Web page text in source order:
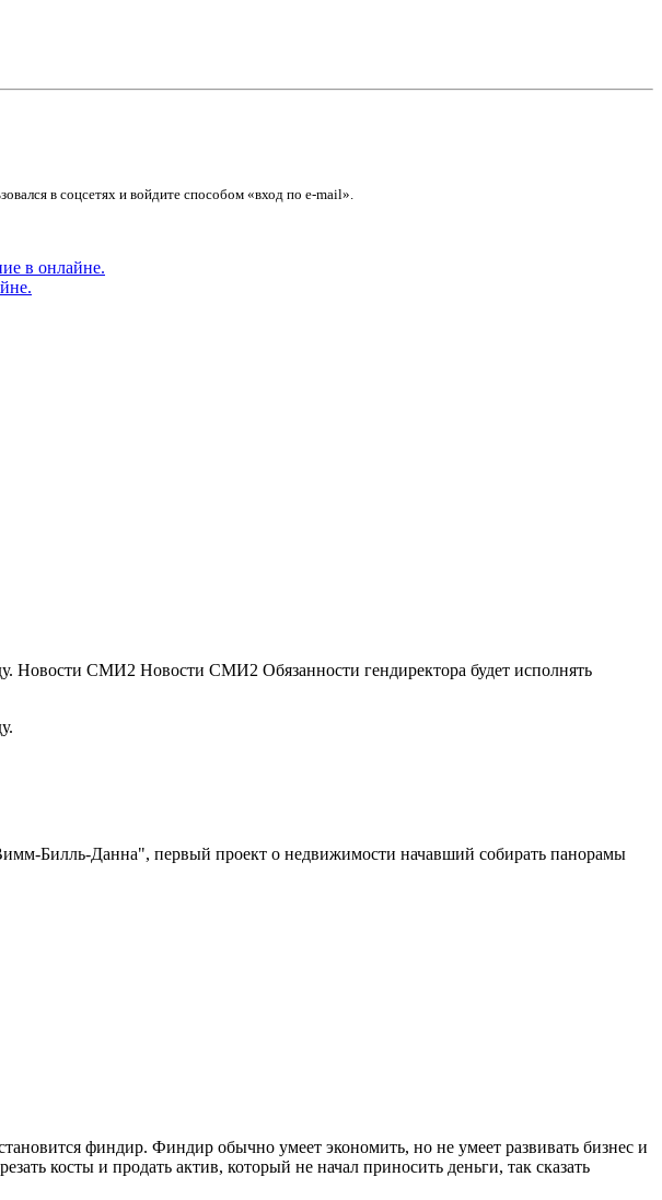
в соцсетях и войдите способом «вход по e-mail».
Новости СМИ2 Новости СМИ2 Обязанности гендиректора будет исполнять
Билль-Данна", первый проект о недвижимости начавший собирать панорамы
финдир. Финдир обычно умеет экономить, но не умеет развивать бизнес и
косты и продать актив, который не начал приносить деньги, так сказать